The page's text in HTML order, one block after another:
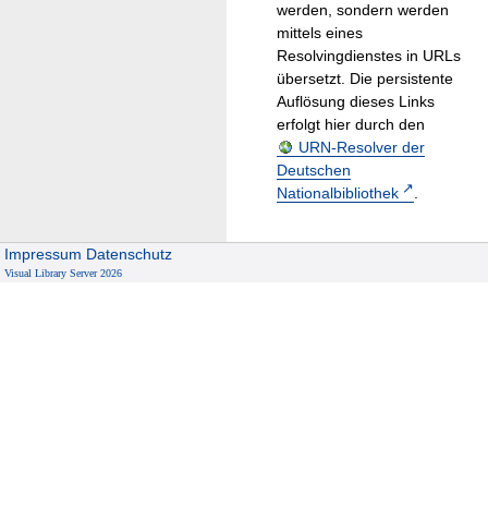
werden, sondern werden
mittels eines
Resolvingdienstes in URLs
übersetzt. Die persistente
Auflösung dieses Links
erfolgt hier durch den
URN-Resolver der
Deutschen
Nationalbibliothek
.
Impressum Datenschutz
Visual Library Server 2026